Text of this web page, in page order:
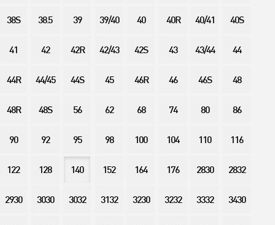
38S 38.5 39 39/40 40 40R 40/41 40S
41 42 42R 42/43 42S 43 43/44 44
44R 44/45 44S 45 46R 46 46S 48
48R 48S 56 62 68 74 80 86
90 92 95 98 100 104 110 116
122 128 140 152 164 176 2830 2832
2930 3030 3032 3132 3230 3232 3332 3430